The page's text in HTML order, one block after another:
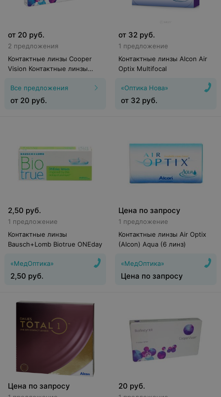
от 20 руб.
2 предложения
Контактные линзы Cooper
Vision Контактные линзы
Все предложения
от 20 руб.
от 32 руб.
1 предложение
Контактные линзы Alcon Air
Optix Multifocal
«Оптика Нова»
от 32 руб.
2,50 руб.
1 предложение
Контактные линзы
Bausch+Lomb Biotrue ONEday
«МедОптика»
2,50 руб.
Цена по запросу
1 предложение
Контактные линзы Air Optix
(Alcon) Aqua (6 линз)
«МедОптика»
Цена по запросу
Цена по запросу 20 руб.